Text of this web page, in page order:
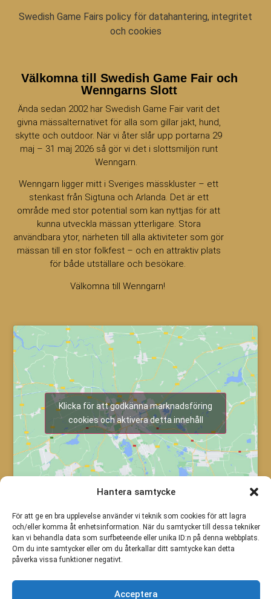
Hantera samtycke
För att ge en bra upplevelse använder vi teknik som cookies för att lagra
och/eller komma åt enhetsinformation. När du samtycker till dessa tekniker
kan vi behandla data som surfbeteende eller unika ID:n på denna webbplats.
Om du inte samtycker eller om du återkallar ditt samtycke kan detta
påverka vissa funktioner negativt.
Acceptera
Swedish Game Fairs policy för datahantering, integritet
och cookies
Välkomna till Swedish Game Fair och
Wenngarns Slott
Ända sedan 2002 har Swedish Game Fair varit det
givna mässalternativet för alla som gillar jakt, hund,
skytte och outdoor. När vi åter slår upp portarna 29
maj – 31 maj 2026 så gör vi det i slottsmiljön runt
Wenngarn.
Wenngarn ligger mitt i Sveriges mässkluster – ett
stenkast från Sigtuna och Arlanda. Det är ett
område med stor potential som kan nyttjas för att
kunna utveckla mässan ytterligare. Stora
användbara ytor, närheten till alla aktiviteter som gör
mässan till en stor folkfest – och en attraktiv plats
för både utställare och besökare.
Välkomna till Wenngarn!
Klicka för att godkänna marknadsföring
cookies och aktivera detta innehåll